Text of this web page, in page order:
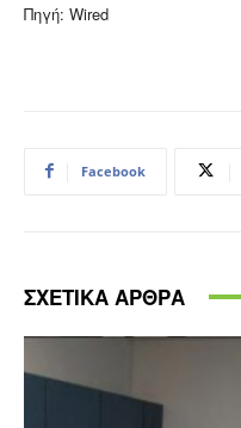
Πηγή: Wired
Facebook
ΣΧΕΤΙΚΑ ΑΡΘΡΑ